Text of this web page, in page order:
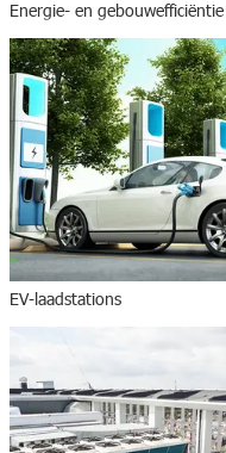
Energie- en gebouwefficiëntie
EV-laadstations